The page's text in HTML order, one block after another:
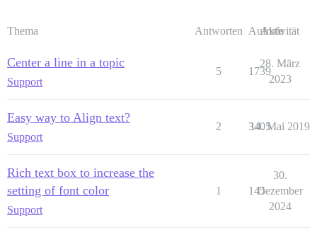
Thema Antworten Aufrufe
Aktivität
Center a line in a topic
Support
5 1739
28. März
2023
Easy way to Align text?
Support
2 3405
14. Mai 2019
Rich text box to increase the
setting of font color
Support
1 145
30.
Dezember
2024